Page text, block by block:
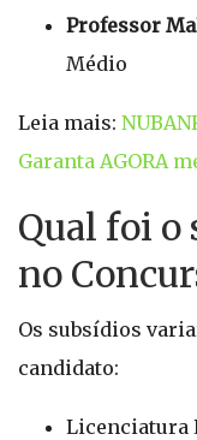
Professor
Médio
Leia mais:
Garanta AGORA
Qual foi o
no
Os subsídios
candidato:
Licenciatura